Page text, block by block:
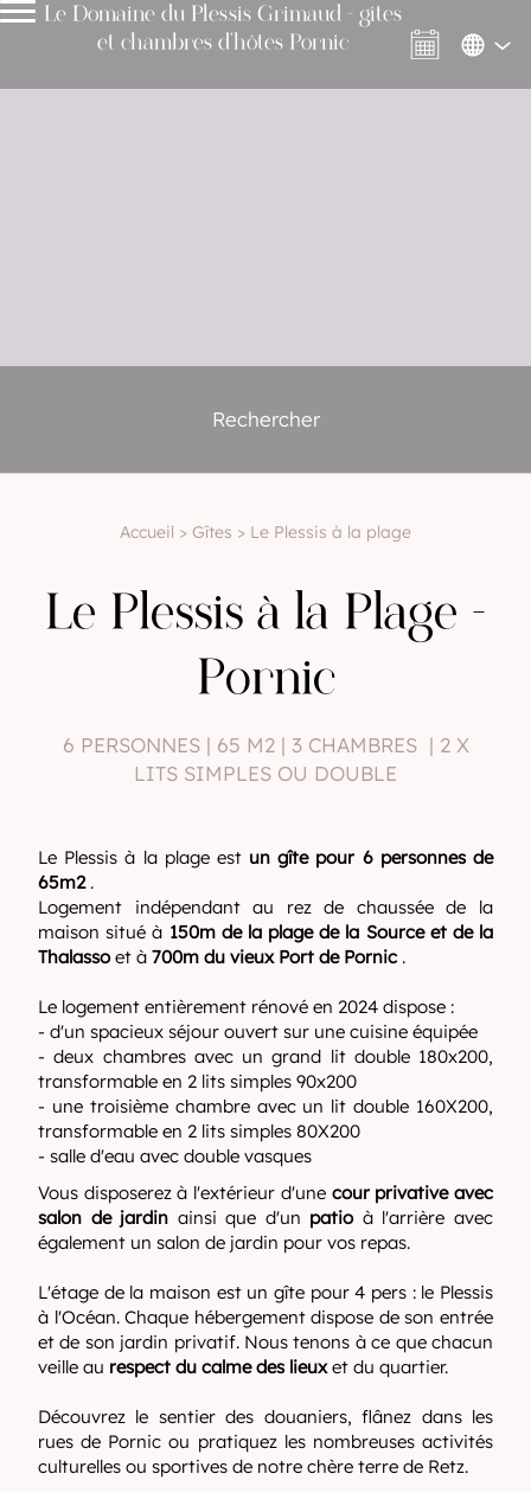
Le Domaine du Plessis Grimaud - gîtes
et chambres d'hôtes Pornic
Rechercher
Accueil > Gîtes > Le Plessis à la plage
Le Plessis à la Plage -
Pornic
6 PERSONNES | 65 M2 | 3 CHAMBRES | 2 X
LITS SIMPLES OU DOUBLE
Le Plessis à la plage est un gîte pour 6 personnes de
65m2.
Logement indépendant au rez de chaussée de la
maison situé à 150m de la plage de la Source et de la
Thalassoet à 700m du vieux Port de Pornic .
Le logement entièrement rénové en 2024 dispose :
- d'un spacieux séjour ouvert sur une cuisine équipée
- deux chambres avec un grand lit double 180x200,
transformable en 2 lits simples 90x200
- une troisième chambre avec un lit double 160X200,
transformable en 2 lits simples 80X200
- salle d'eau avec double vasques
Vous disposerez à l'extérieur d'unecour privative avec
salon de jardin ainsi que d'un patioà l'arrière avec
également un salon de jardin pour vos repas.
L'étage de la maison est un gîte pour 4 pers : le Plessis
à l'Océan. Chaque hébergement dispose de son entrée
et de son jardin privatif. Nous tenons à ce que chacun
veille au respect du calme des lieuxet du quartier.
Découvrez le sentier des douaniers, flânez dans les
rues de Pornic ou pratiquez les nombreuses activités
culturelles ou sportives de notre chère terre de Retz.